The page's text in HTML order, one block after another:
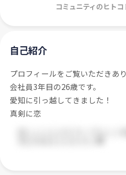
コミュニティのヒト
自己紹介
プロフィールをご覧いただきあ
会社員3年目の26歳です。
愛知に引っ越してきました！
真剣に恋